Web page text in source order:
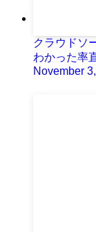
クラウドソ
わかった率
November